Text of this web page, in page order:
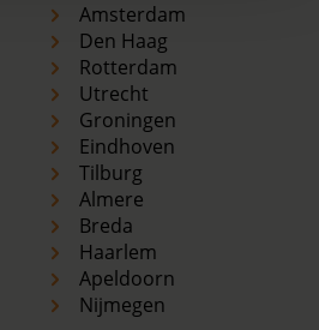
Amsterdam
Den Haag
Rotterdam
Utrecht
Groningen
Eindhoven
Tilburg
Almere
Breda
Haarlem
Apeldoorn
Nijmegen